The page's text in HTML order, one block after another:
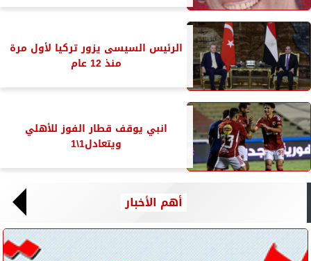
الرئيس السيسى يزور تركيا لأول مرة
منذ 12 عام
انبي يوقف قطار الفوز للأهلي
ويتعادل1\1
أهم الأخبار